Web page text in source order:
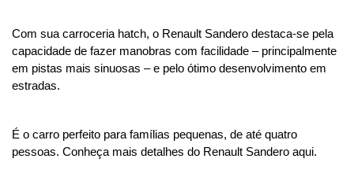
Com sua carroceria hatch, o Renault Sandero destaca-se pela
capacidade de fazer manobras com facilidade – principalmente
em pistas mais sinuosas – e pelo ótimo desenvolvimento em
estradas.
É o carro perfeito para famílias pequenas, de até quatro
pessoas. Conheça mais detalhes do Renault Sandero aqui.